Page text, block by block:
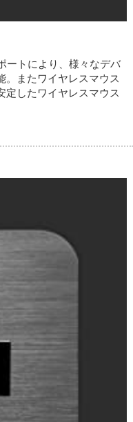
ートにより、様々なデバ
。またワイヤレスマウス
定したワイヤレスマウス